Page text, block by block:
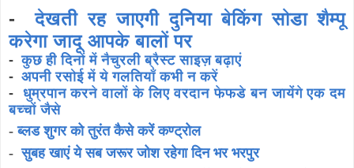
-देखती रह जाएगी दुनिया बेकिंग सोडा शैम्पू
करेगा जादू आपके बालों पर
-कुछ ही दिनों में नैचुरली ब्रैस्ट साइज़ बढ़ाएं
- अपनी रसोई में ये गलतियाँ कभी न करें
- धुम्रपान करने वालों के लिए वरदान फेफडे बन जायेंगे एक दम
बच्चों जैसे
-ब्लड शुगर को तुरंत कैसे करें कण्ट्रोल
-सुबह खाएं ये सब जरूर जोश रहेगा दिन भर भरपुर